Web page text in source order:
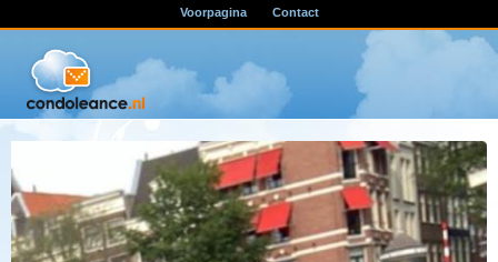
Voorpagina Contact